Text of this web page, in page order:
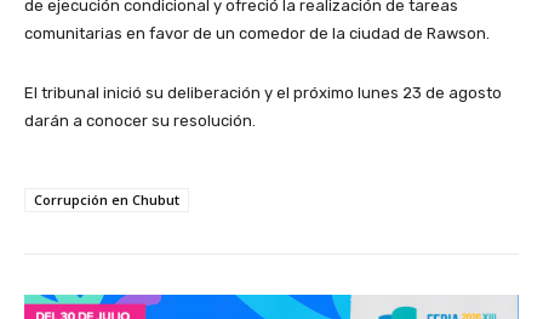
de ejecución condicional y ofreció la realización de tareas
comunitarias en favor de un comedor de la ciudad de Rawson.
El tribunal inició su deliberación y el próximo lunes 23 de agosto
darán a conocer su resolución.
Corrupción en Chubut